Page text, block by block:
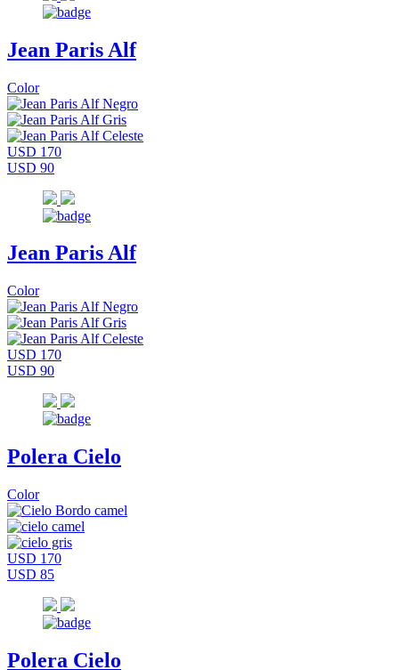
Jean Paris Alf
Color
USD 170
USD 90
Jean Paris Alf
Color
USD 170
USD 90
Polera Cielo
Color
USD 170
USD 85
Polera Cielo